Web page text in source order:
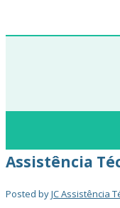
Assistência
Posted byJC Assistência